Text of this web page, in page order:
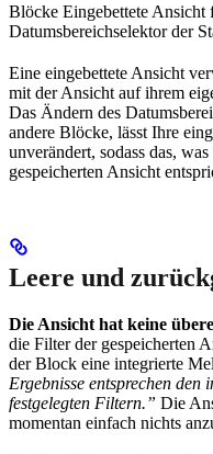
Blöcke Eingebettete Ansicht
Datumsbereichselektor der
Eine eingebettete Ansicht
mit der Ansicht auf ihrem
Das Ändern des
andere Blöcke, lässt Ihre
unverändert, sodass das,
gespeicherten Ansicht
Leere und
Die Ansicht hat keine
die Filter der gespeicherten
der Block eine integrierte
Ergebnisse entsprechen
festgelegten Filtern.” Die
momentan einfach nichts